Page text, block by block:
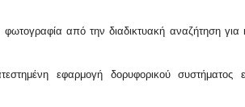
από την διαδικτυακή αναζήτηση για
εφαρμογή δορυφορικού συστήματος